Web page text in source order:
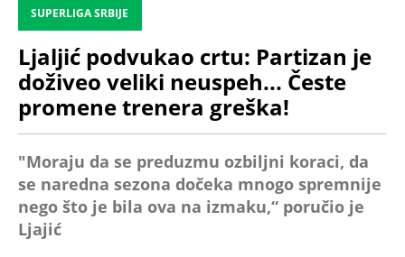
SUPERLIGA SRBIJE
Ljaljić podvukao crtu: Partizan je
doživeo veliki neuspeh... Česte
promene trenera greška!
"Moraju da se preduzmu ozbiljni koraci, da
se naredna sezona dočeka mnogo spremnije
nego što je bila ova na izmaku,“ poručio je
Ljajić